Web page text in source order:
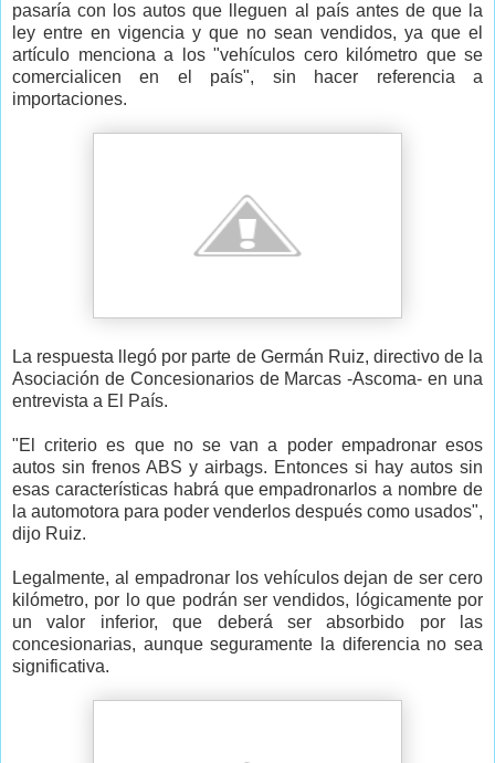
pasaría con los autos que lleguen al país antes de que la
ley entre en vigencia y que no sean vendidos, ya que el
artículo menciona a los "vehículos cero kilómetro que se
comercialicen en el país", sin hacer referencia a
importaciones.
La respuesta llegó por parte de Germán Ruiz, directivo de la
Asociación de Concesionarios de Marcas -Ascoma- en una
entrevista a El País.
"El criterio es que no se van a poder empadronar esos
autos sin frenos ABS y airbags. Entonces si hay autos sin
esas características habrá que empadronarlos a nombre de
la automotora para poder venderlos después como usados",
dijo Ruiz.
Legalmente, al empadronar los vehículos dejan de ser cero
kilómetro, por lo que podrán ser vendidos, lógicamente por
un valor inferior, que deberá ser absorbido por las
concesionarias, aunque seguramente la diferencia no sea
significativa.